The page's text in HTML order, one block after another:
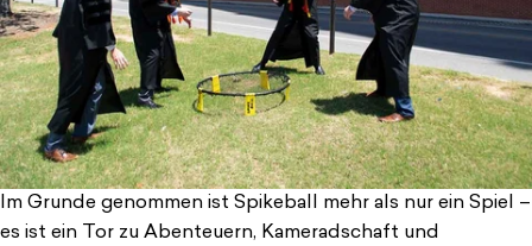
Im Grunde genommen ist Spikeball mehr als nur ein Spiel –
es ist ein Tor zu Abenteuern, Kameradschaft und